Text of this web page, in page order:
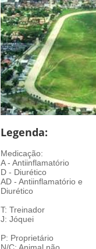
Legenda:
Medicação:
A - Antiinflamatório
D - Diurético
AD - Antiinflamatório e
Diurético
T: Treinador
J: Jóquei
P: Proprietário
N/C: Animal não